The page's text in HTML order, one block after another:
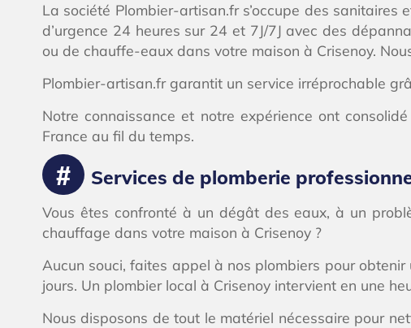
La société Plombier-artisan.fr s’occupe des
d’urgence 24 heures sur 24 et 7J/7J avec des
ou de chauffe-eaux dans votre maison à Crisenoy.
Plombier-artisan.fr garantit un service irréprochable
Notre connaissance et notre expérience ont
France au fil du temps.
Services de plomberie
Vous êtes confronté à un dégât des eaux, à un
chauffage dans votre maison à Crisenoy ?
Aucun souci, faites appel à nos plombiers pour
jours. Un plombier local à Crisenoy intervient en une
Nous disposons de tout le matériel nécessaire pour